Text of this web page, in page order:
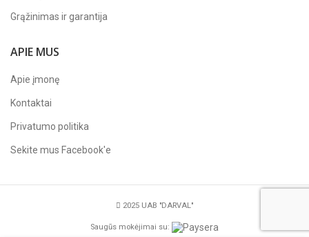
Grąžinimas ir garantija
APIE MUS
Apie įmonę
Kontaktai
Privatumo politika
Sekite mus Facebook'e
2025 UAB "DARVAL"
Saugūs mokėjimai su: